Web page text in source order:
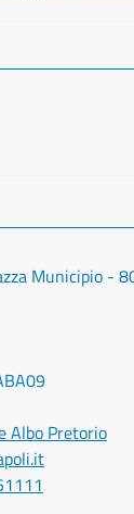
Municipio -
Albo Pretorio